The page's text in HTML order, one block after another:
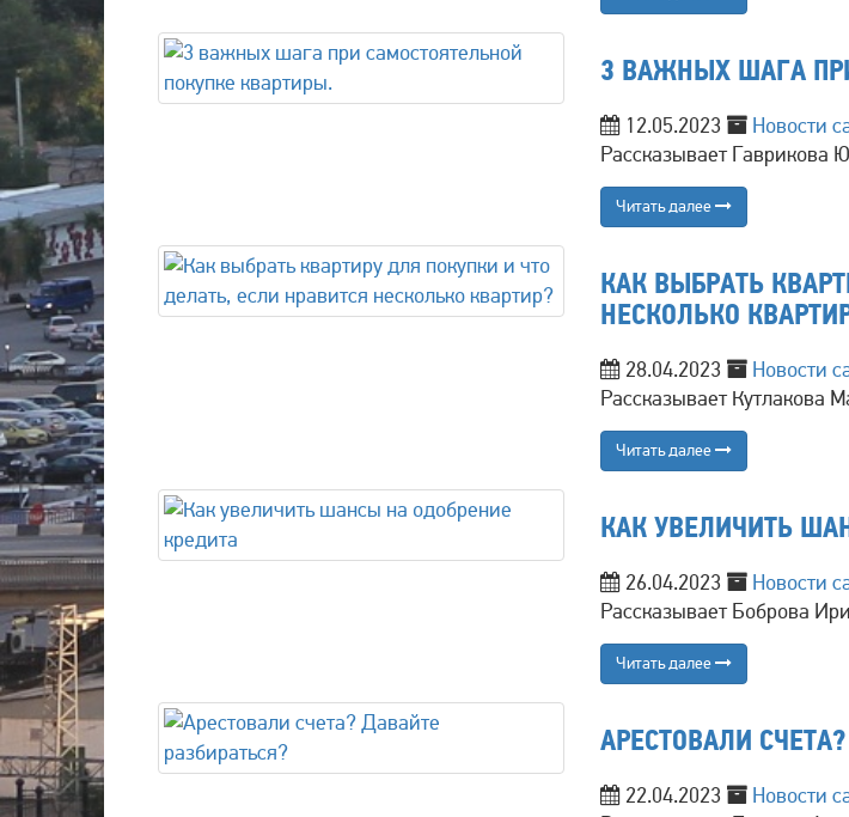
3 ВАЖНЫХ ШАГА
12.05.2023
Новости
Рассказывает Гаврикова
Читать далее
КАК ВЫБРАТЬ
НЕСКОЛЬКО
28.04.2023
Новости
Рассказывает
Читать далее
КАК УВЕЛИЧИТЬ
26.04.2023
Новости
Рассказывает Боброва
Читать далее
АРЕСТОВАЛИ
22.04.2023
Новости